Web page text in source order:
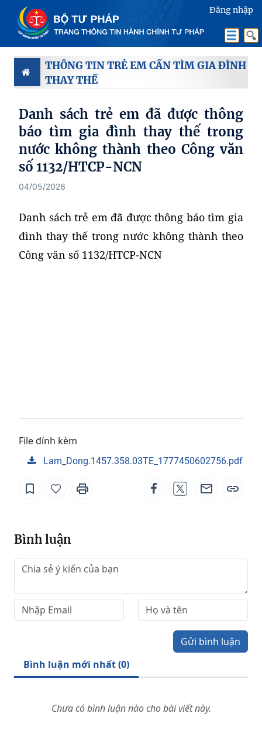
Đăng nhập
THÔNG TIN TRẺ EM CẦN TÌM GIA ĐÌNH
THAY THẾ
Danh sách trẻ em đã được thông
báo tìm gia đình thay thế trong
nước không thành theo Công văn
số 1132/HTCP-NCN
04/05/2026
Danh sách trẻ em đã được thông báo tìm gia
đình thay thế trong nước không thành theo
Công văn số 1132/HTCP-NCN
File đính kèm
Lam_Dong.1457.358.03TE_1777450602756.pdf
Bình luận
Gửi bình luận
Bình luận mới nhất (0)
Chưa có bình luận nào cho bài viết này.